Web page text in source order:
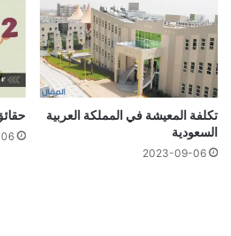
تكلفة المعيشة في المملكة العربية
السعودية
2023-09-06